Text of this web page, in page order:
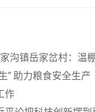
沟镇岳家岔村：温
” 助力粮食安全生产
作